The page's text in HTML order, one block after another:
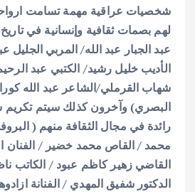
شخصيات عراقية مهمة تسامت
لهم بصمات ثقافية وإنسانية في
عبد الجبار عبد الله/ المربي
الأديب خليل رشيد/ الكتبي عبد
شهاب القرملي/الشاعر عبد الله
البصري) وآخرون كذلك سيتم تكريم
رائدة في مجال الثقافة منهم (
محمد / القاص محمد خضير / الفنان
القاضي زهير كاظم عبود / الكاتب
الدكتور شفيق المهدي / الفنانة